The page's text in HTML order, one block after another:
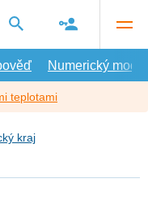
Numerický model
teplotami
kraj